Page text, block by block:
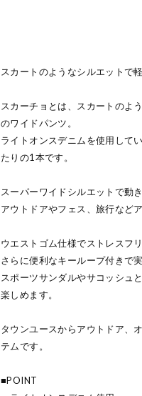
スカートのようなシルエットで
スカーチョとは、スカートのよ
のワイドパンツ。
ライトオンスデニムを使用して
たりの1本です。
スーパーワイドシルエットで動
アウトドアやフェス、旅行など
ウエストゴム仕様でストレスフ
さらに便利なキーループ付きで
スポーツサンダルやサコッシュ
楽しめます。
タウンユースからアウトドア、
テムです。
■POINT